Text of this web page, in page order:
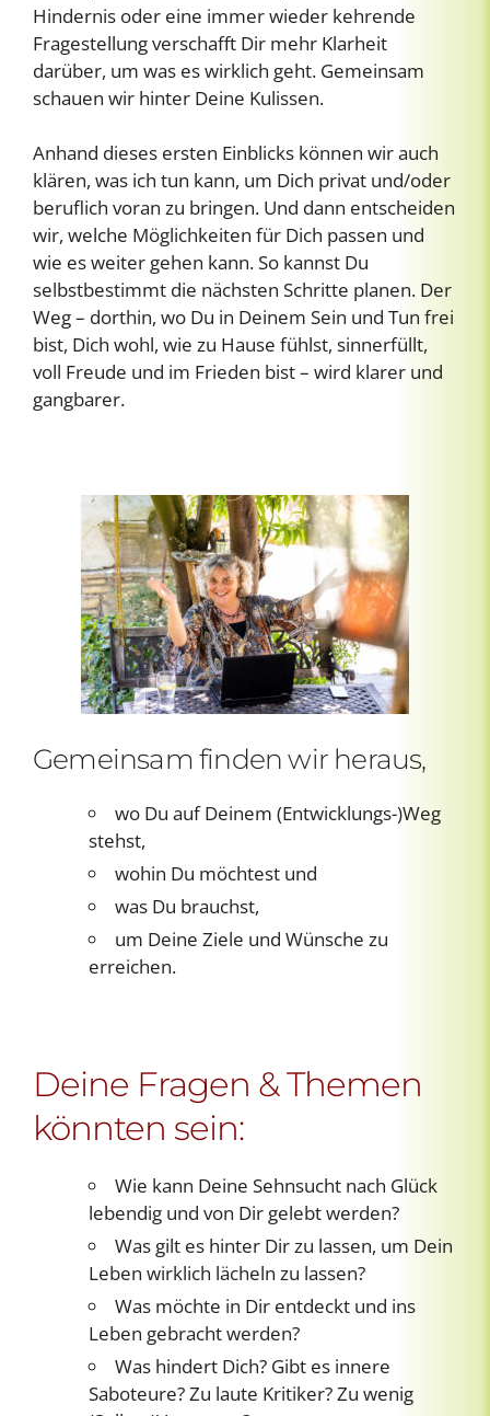
Hindernis oder eine immer wieder kehrende
Fragestellung verschafft Dir mehr Klarheit
darüber, um was es wirklich geht. Gemeinsam
schauen wir hinter Deine Kulissen.
Anhand dieses ersten Einblicks können wir auch
klären, was ich tun kann, um Dich privat und/oder
beruflich voran zu bringen. Und dann entscheiden
wir, welche Möglichkeiten für Dich passen und
wie es weiter gehen kann. So kannst Du
selbstbestimmt die nächsten Schritte planen. Der
Weg – dorthin, wo Du in Deinem Sein und Tun frei
bist, Dich wohl, wie zu Hause fühlst, sinnerfüllt,
voll Freude und im Frieden bist – wird klarer und
gangbarer.
Gemeinsam finden wir heraus,
wo Du auf Deinem (Entwicklungs-)Weg
stehst,
wohin Du möchtest und
was Du brauchst,
um Deine Ziele und Wünsche zu
erreichen.
Deine Fragen & Themen
könnten sein:
Wie kann Deine Sehnsucht nach Glück
lebendig und von Dir gelebt werden?
Was gilt es hinter Dir zu lassen, um Dein
Leben wirklich lächeln zu lassen?
Was möchte in Dir entdeckt und ins
Leben gebracht werden?
Was hindert Dich? Gibt es innere
Saboteure? Zu laute Kritiker? Zu wenig